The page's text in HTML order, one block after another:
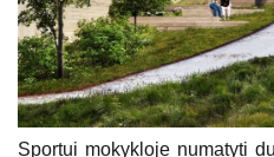
Sportui mokykloje numatyti